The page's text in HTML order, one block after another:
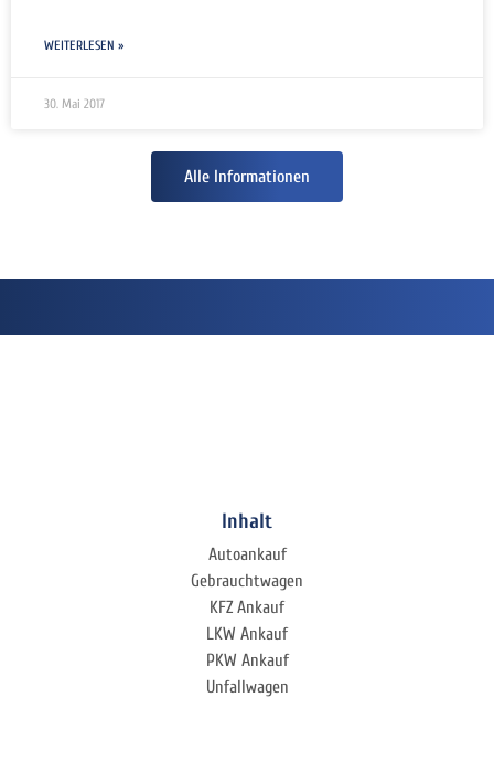
WEITERLESEN »
30. Mai 2017
Alle Informationen
Inhalt
Autoankauf
Gebrauchtwagen
KFZ Ankauf
LKW Ankauf
PKW Ankauf
Unfallwagen